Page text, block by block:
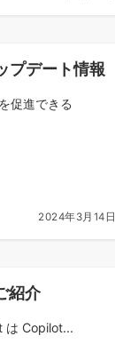
デート情報
促進できる
2024年3月14日
紹介
は Copilot...